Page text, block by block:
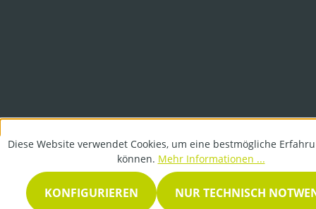
Diese Website verwendet Cookies, um eine bestmögliche
können. Mehr Informationen ...
NUR TECHNISCH
KONFIGURIEREN